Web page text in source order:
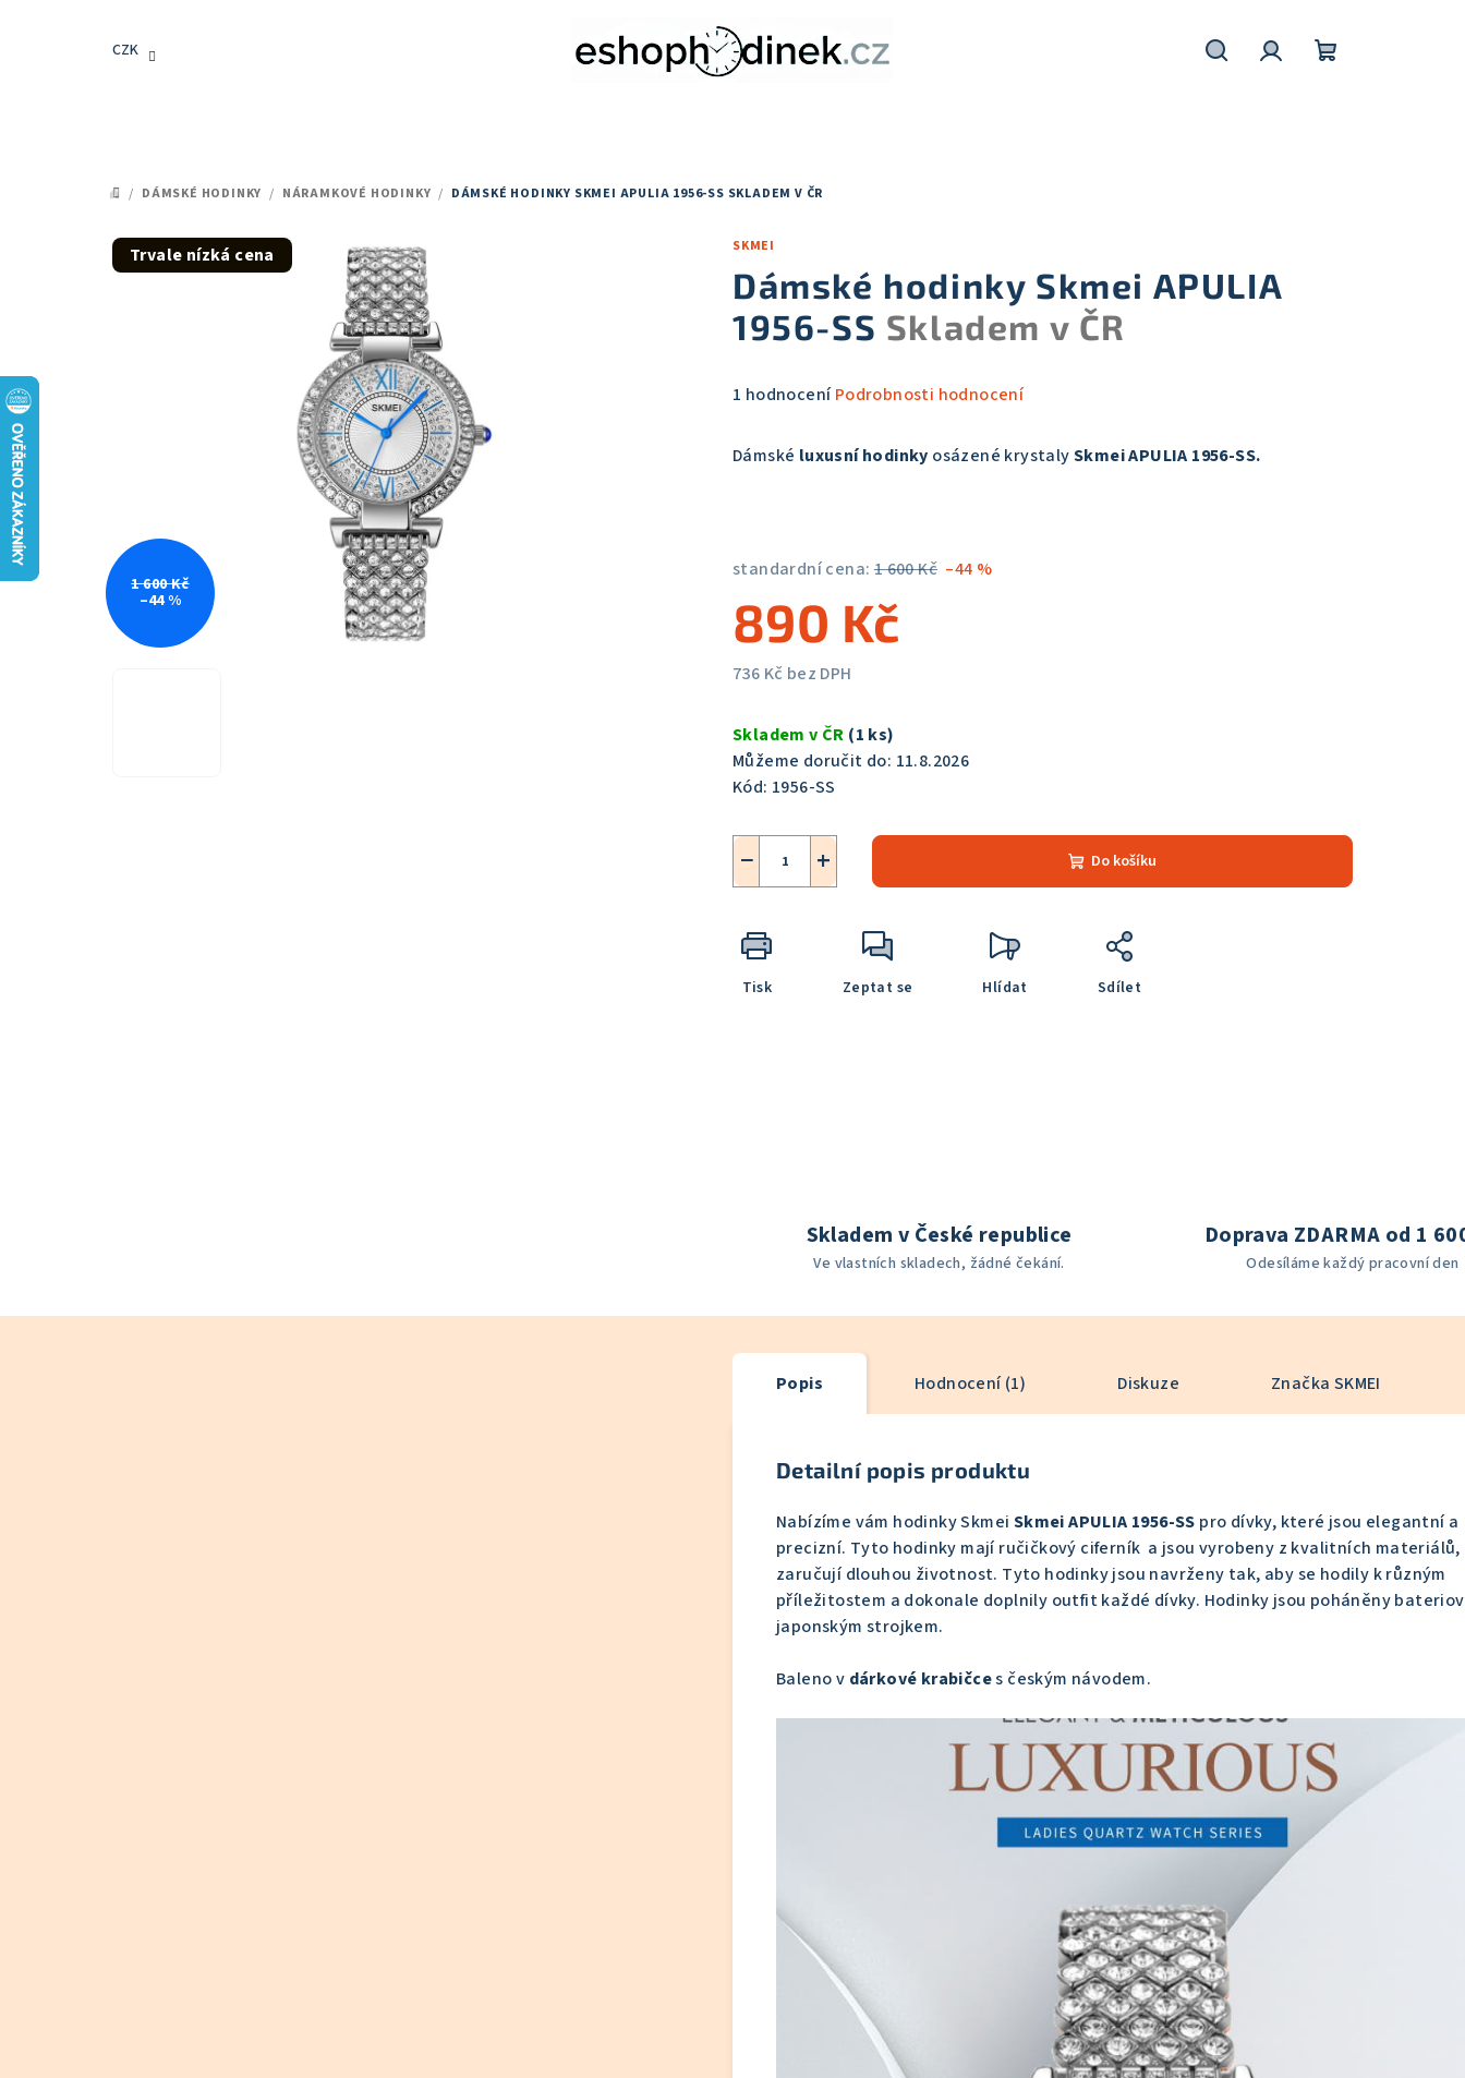
CZK
DOMŮ
/ DÁMSKÉ HODINKY / NÁRAMKOVÉ HODINKY / DÁMSKÉ HODINKY SKMEI APULIA 1956-SS SKLADEM V ČR
SKMEI
Dámské hodinky Skmei APULIA
1956-SS Skladem v ČR
Průměrné
produktu
hvězdiček.
1 hodnocení Podrobnosti hodnocení
Dámské luxusní hodinky osázené krystalySkmei APULIA 1956-SS.
standardní cena: 1 600 Kč –44 %
890 Kč
736 Kč bez DPH
cena:
Skladem v ČR (1 ks)
Můžeme doručit do: 11.8.2026
Kód: 1956-SS
+
− Do košíku
Tisk Zeptat se Hlídat Sdílet
Trvale nízká cena
1 600 Kč
–44 %
Skladem v České republice
Ve vlastních skladech, žádné čekání.
Doprava ZDARMA od 1
Odesíláme každý pracovní den
Popis Hodnocení (1) Diskuze Značka SKMEI
Detailní popis produktu
Nabízíme vám hodinky Skmei Skmei APULIA 1956-SS pro dívky, které jsou elegantní a
precizní. Tyto hodinky mají ručičkový ciferník a jsou vyrobeny z kvalitních
zaručují dlouhou životnost. Tyto hodinky jsou navrženy tak, aby se hodily k různým
příležitostem a dokonale doplnily outfit každé dívky. Hodinky jsou poháněny
japonským strojkem.
Baleno v dárkové krabičces českým návodem.